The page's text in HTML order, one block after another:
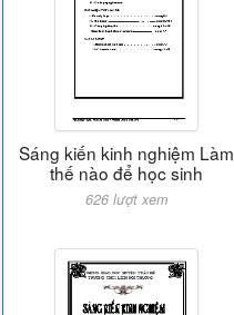
Sáng kiến kinh nghiệm Làm
thế nào để học sinh
626 lượt xem